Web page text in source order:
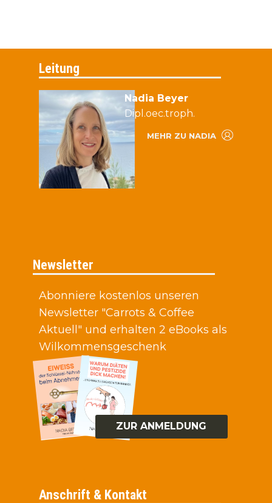
Leitung
Nadia Beyer
Dipl.oec.troph.
MEHR ZU NADIA
Newsletter
Abonniere kostenlos unseren
Newsletter "Carrots & Coffee
Aktuell" und erhalten 2 eBooks als
Wilkommensgeschenk
ZUR ANMELDUNG
Anschrift & Kontakt